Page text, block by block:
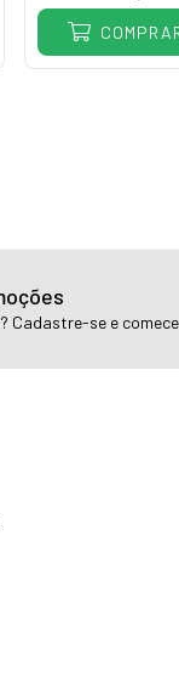
Cadastre-se e